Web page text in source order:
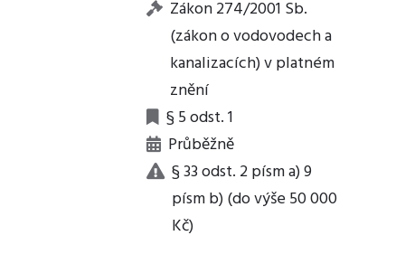
Zákon 274/2001 Sb.
(zákon o vodovodech a
kanalizacích) v platném
znění
§ 5 odst. 1
Průběžně
§ 33 odst. 2 písm a) 9
písm b) (do výše 50 000
Kč)